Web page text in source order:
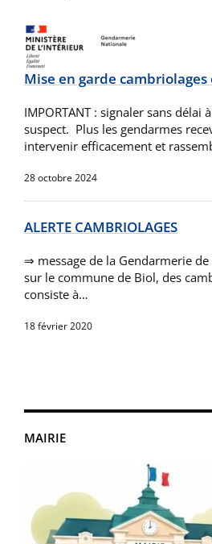
MAIRIE
Mise en garde cambriolages
IMPORTANT : signaler sans
suspect. Plus les gendarmes
intervenir efficacement et
28 octobre 2024
ALERTE CAMBRIOLAGES
⇒ message de la Gendarmerie
sur le commune de Biol, des
consiste à…
18 février 2020